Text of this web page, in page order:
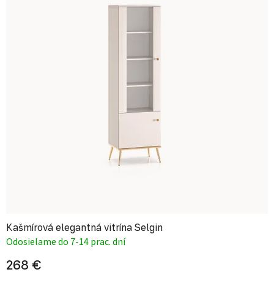
Kašmírová elegantná vitrína Selgin
Odosielame do 7-14 prac. dní
268 €